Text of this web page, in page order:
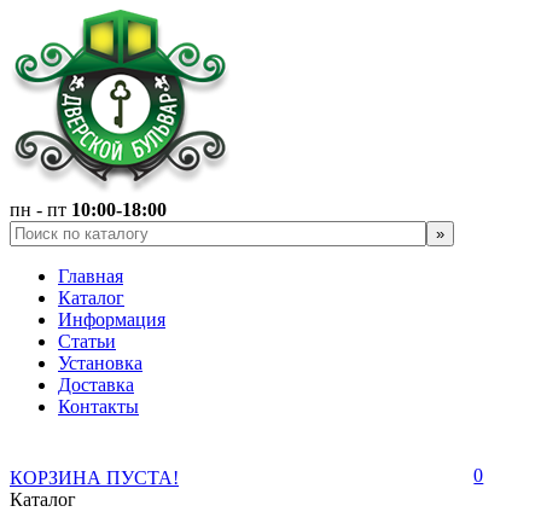
пн - пт 10:00-18:00
Главная
Каталог
Информация
Статьи
Установка
Доставка
Контакты
КОРЗИНА ПУСТА!
0
Каталог